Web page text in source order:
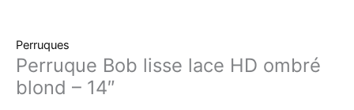
Perruques
Perruque Bob lisse lace HD ombré
blond – 14″